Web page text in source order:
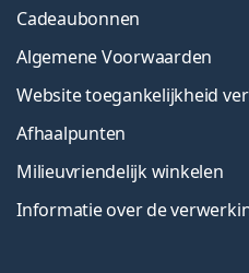
Cadeaubonnen
Algemene Voorwaarden
Website toegankelijkheid
Afhaalpunten
Milieuvriendelijk winkelen
Informatie over de